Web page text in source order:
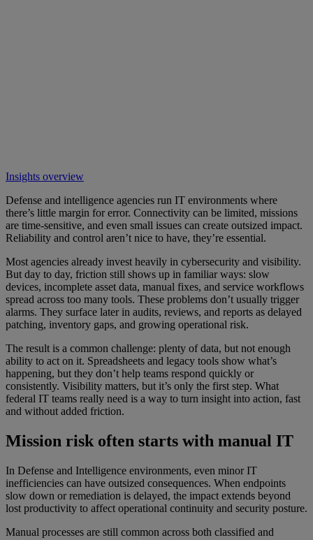
Insights overview
Defense and intelligence agencies run IT environments where
there’s little margin for error. Connectivity can be limited, missions
are time-sensitive, and even small issues can create outsized impact.
Reliability and control aren’t nice to have, they’re essential.
Most agencies already invest heavily in cybersecurity and visibility.
But day to day, friction still shows up in familiar ways: slow
devices, incomplete asset data, manual fixes, and service workflows
spread across too many tools. These problems don’t usually trigger
alarms. They surface later in audits, reviews, and reports as delayed
patching, inventory gaps, and growing operational risk.
The result is a common challenge: plenty of data, but not enough
ability to act on it. Spreadsheets and legacy tools show what’s
happening, but they don’t help teams respond quickly or
consistently. Visibility matters, but it’s only the first step. What
federal IT teams really need is a way to turn insight into action, fast
and without added friction.
Mission risk often starts with manual IT
In Defense and Intelligence environments, even minor IT
inefficiencies can have outsized consequences. When endpoints
slow down or remediation is delayed, the impact extends beyond
lost productivity to affect operational continuity and security posture.
Manual processes are still common across both classified and